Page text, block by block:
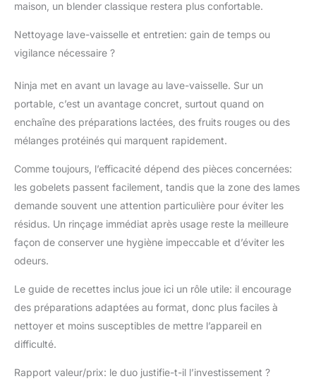
maison, un blender classique restera plus confortable.
Nettoyage lave-vaisselle et entretien: gain de temps ou
vigilance nécessaire ?
Ninja met en avant un lavage au lave-vaisselle. Sur un
portable, c’est un avantage concret, surtout quand on
enchaîne des préparations lactées, des fruits rouges ou des
mélanges protéinés qui marquent rapidement.
Comme toujours, l’efficacité dépend des pièces concernées:
les gobelets passent facilement, tandis que la zone des lames
demande souvent une attention particulière pour éviter les
résidus. Un rinçage immédiat après usage reste la meilleure
façon de conserver une hygiène impeccable et d’éviter les
odeurs.
Le guide de recettes inclus joue ici un rôle utile: il encourage
des préparations adaptées au format, donc plus faciles à
nettoyer et moins susceptibles de mettre l’appareil en
difficulté.
Rapport valeur/prix: le duo justifie-t-il l’investissement ?